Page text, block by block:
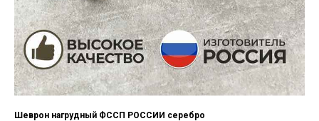
Шеврон нагрудный ФССП РОССИИ серебро